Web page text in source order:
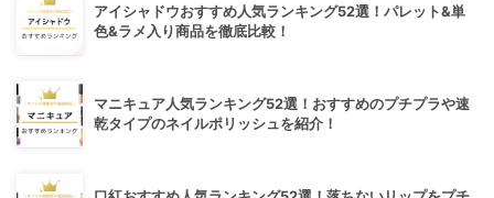
アイシャドウおすすめ人気ランキング52選！パレット&単
色&ラメ入り商品を徹底比較！
マニキュア人気ランキング52選！おすすめのプチプラや速
乾タイプのネイルポリッシュを紹介！